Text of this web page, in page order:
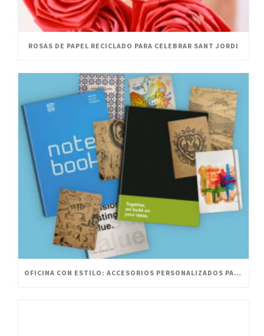
ROSAS DE PAPEL RECICLADO PARA CELEBRAR SANT JORDI
OFICINA CON ESTILO: ACCESORIOS PERSONALIZADOS PARA UN ESPACIO INNOVADOR